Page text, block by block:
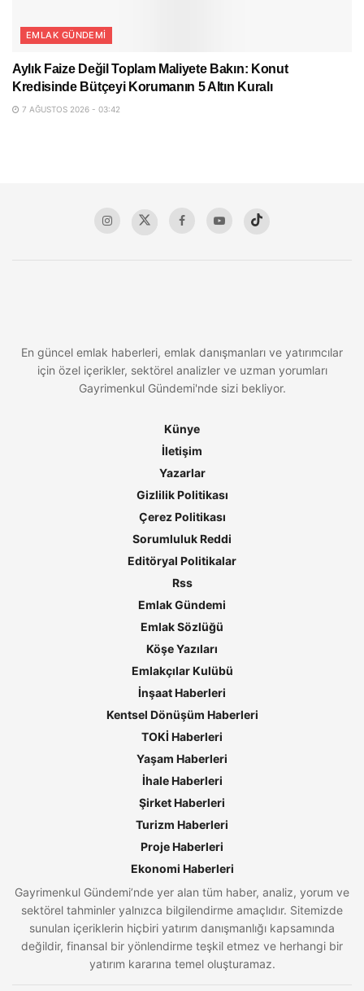
EMLAK GÜNDEMI
Aylık Faize Değil Toplam Maliyete Bakın: Konut
Kredisinde Bütçeyi Korumanın 5 Altın Kuralı
7 AĞUSTOS 2026 - 03:42
En güncel emlak haberleri, emlak danışmanları ve yatırımcılar
için özel içerikler, sektörel analizler ve uzman yorumları
Gayrimenkul Gündemi'nde sizi bekliyor.
Künye
İletişim
Yazarlar
Gizlilik Politikası
Çerez Politikası
Sorumluluk Reddi
Editöryal Politikalar
Rss
Emlak Gündemi
Emlak Sözlüğü
Köşe Yazıları
Emlakçılar Kulübü
İnşaat Haberleri
Kentsel Dönüşüm Haberleri
TOKİ Haberleri
Yaşam Haberleri
İhale Haberleri
Şirket Haberleri
Turizm Haberleri
Proje Haberleri
Ekonomi Haberleri
Gayrimenkul Gündemi’nde yer alan tüm haber, analiz, yorum ve
sektörel tahminler yalnızca bilgilendirme amaçlıdır. Sitemizde
sunulan içeriklerin hiçbiri yatırım danışmanlığı kapsamında
değildir, finansal bir yönlendirme teşkil etmez ve herhangi bir
yatırım kararına temel oluşturamaz.